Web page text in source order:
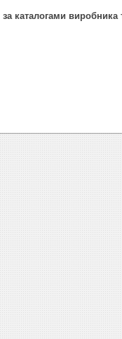
каталогами виробника